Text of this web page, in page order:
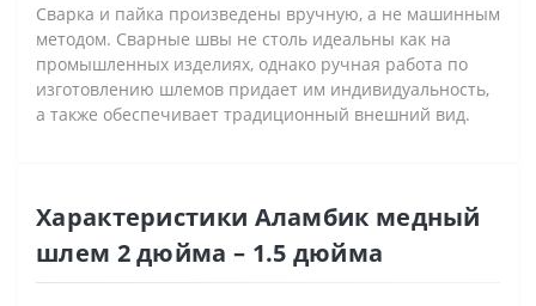
Сварка и пайка произведены вручную, а не машинным
методом. Сварные швы не столь идеальны как на
промышленных изделиях, однако ручная работа по
изготовлению шлемов придает им индивидуальность,
а также обеспечивает традиционный внешний вид.
Характеристики Аламбик медный
шлем 2 дюйма – 1.5 дюйма